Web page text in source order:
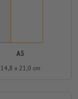
A5
14,8 x 21,0 cm